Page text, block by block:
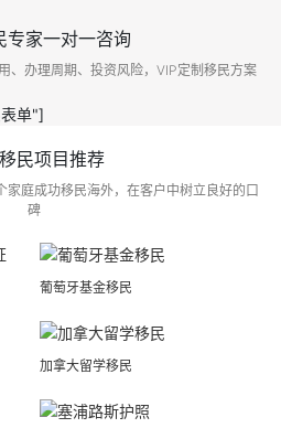
专家一对一咨询
、办理周期、投资风险，VIP定制移民方案
单"]
民项目推荐
家庭成功移民海外，在客户中树立良好的口
碑
葡萄牙基金移民
加拿大留学移民